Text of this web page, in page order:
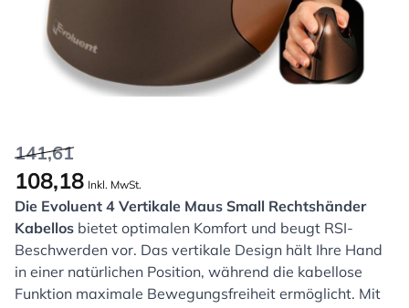
141,61
108,18 Inkl. MwSt.
Die Evoluent 4 Vertikale Maus Small Rechtshänder
Kabellos bietet optimalen Komfort und beugt RSI-
Beschwerden vor. Das vertikale Design hält Ihre Hand
in einer natürlichen Position, während die kabellose
Funktion maximale Bewegungsfreiheit ermöglicht. Mit